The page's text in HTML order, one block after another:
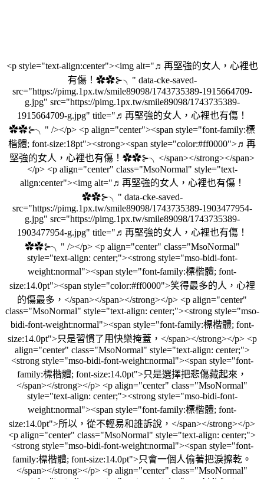
<p style="text-align:center"><img alt="♬再堅強的女人，心裡也
有傷！✿✿⊱╮" data-cke-saved-
src="https://pimg.1px.tw/smile89098/1743735389-1915664709-
g.jpg" src="https://pimg.1px.tw/smile89098/1743735389-
1915664709-g.jpg" title="♬再堅強的女人，心裡也有傷！
✿✿⊱╮" /></p> <p align="center"><span style="font-family:標
楷體; font-size:18pt"><strong><span style="color:#ff0000">♬再
堅強的女人，心裡也有傷！✿✿⊱╮</span></strong></span>
</p> <p align="center" class="MsoNormal" style="text-
align:center"><img alt="♬再堅強的女人，心裡也有傷！
✿✿⊱╮" data-cke-saved-
src="https://pimg.1px.tw/smile89098/1743735389-1903477954-
g.jpg" src="https://pimg.1px.tw/smile89098/1743735389-
1903477954-g.jpg" title="♬再堅強的女人，心裡也有傷！
✿✿⊱╮" /></p> <p align="center" class="MsoNormal"
style="text-align: center;"><strong style="mso-bidi-font-
weight:normal"><span style="font-family:標楷體; font-
size:14.0pt"><span style="color:#ff0000">笑得最多的人，心裡
的傷最多，</span></span></strong></p> <p align="center"
class="MsoNormal" style="text-align: center;"><strong style="mso-
bidi-font-weight:normal"><span style="font-family:標楷體; font-
size:14.0pt">只是習慣了用快樂掩蓋，</span></strong></p> <p
align="center" class="MsoNormal" style="text-align: center;">
<strong style="mso-bidi-font-weight:normal"><span style="font-
family:標楷體; font-size:14.0pt">只是選擇把悲傷藏起來，
</span></strong></p> <p align="center" class="MsoNormal"
style="text-align: center;"><strong style="mso-bidi-font-
weight:normal"><span style="font-family:標楷體; font-
size:14.0pt">所以，從不輕易和誰訴說，</span></strong></p>
<p align="center" class="MsoNormal" style="text-align: center;">
<strong style="mso-bidi-font-weight:normal"><span style="font-
family:標楷體; font-size:14.0pt">只會一個人偷著把淚擦乾。
</span></strong></p> <p align="center" class="MsoNormal"